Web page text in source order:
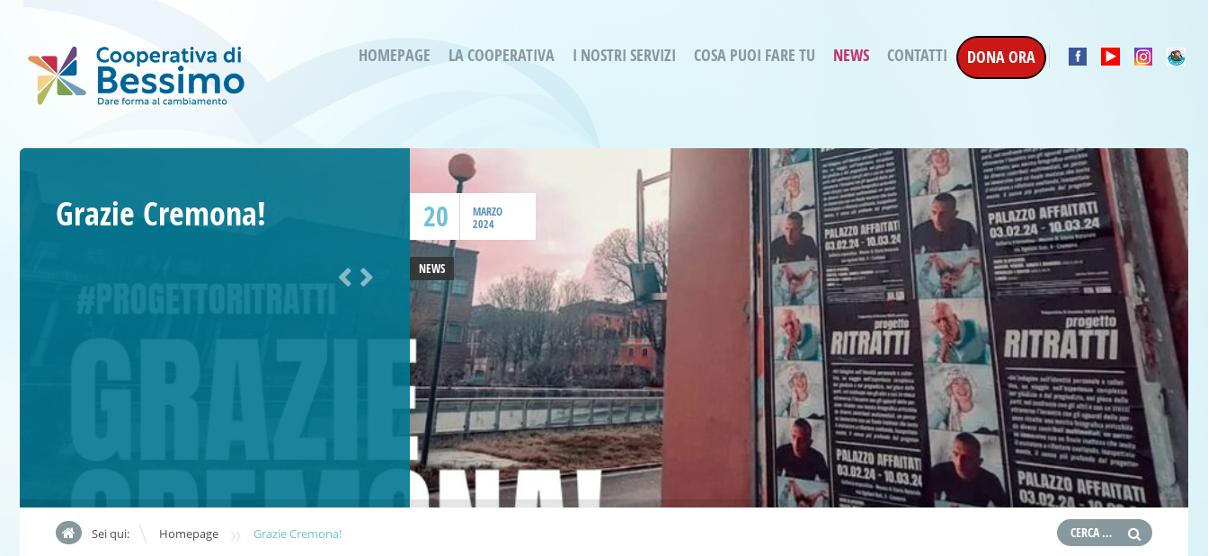
HOMEPAGE LA COOPERATIVA I NOSTRI SERVIZI
Bessimo Due
Servizio Fantasina:
Regina di Cuori
Servizi di Inclusione Sociale
SMI Gli Acrobati – Lallio
Housing Sociale
ergoterapica
Oltre la Terapia
Progetti in corso
Progetti conclusi
COSA PUOI FARE TU NEWS CONTATTI DONA ORA
20
MARZO
2024
Grazie Cremona!
NEWS
Sei qui: Homepage » Grazie Cremona!